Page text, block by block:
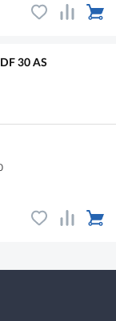
30 AS